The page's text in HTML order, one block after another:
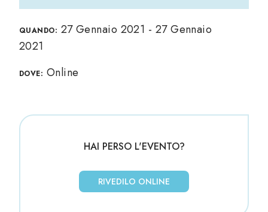
QUANDO: 27 Gennaio 2021 - 27 Gennaio
2021
DOVE: Online
HAI PERSO L'EVENTO?
RIVEDILO ONLINE